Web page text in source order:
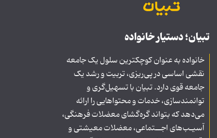
تبیان؛ دستیار خانواده
خانواده به عنوان کوچکترین سلول یک جامعه
نقشی اساسی در پی‌ریزی، تربیت و رشد یک
جامعه قوی دارد. تبیان با تسهیل‌گری و
توانمندسازی، خدمات و محتواهایی را ارائه
می‌دهد که بتواند گره‌گشای معضلات فرهنگی،
آسیـب‌های اجــتماعی، معضلات معیشتی و